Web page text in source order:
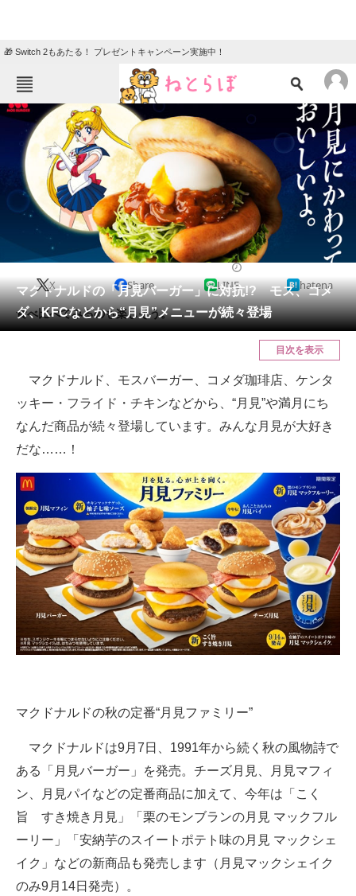
🎁 Switch 2もあたる！ プレゼントキャンペーン実施中！
ねとらぼメニュー
TOP ニュース
エンタメ クイズ
グルメ 地域
教育・育児
リサーチ
会員記事
メディア
スマホと通信の最新トレンド
好きが集まる 比べて選べる
ビジネスと働き方のヒント
AI活用のいまが分かる
企業ITのトレンドを詳説
経営リーダーのコミュニティ
IT製品の技術・比較・事例
製造業のIT導入・活用を支援
モノづくり技術者専門サイト
エレクトロニクス専門サイト
マクドナルドの「月見バーガー」に対抗!? モス、コメ
ダ、KFCなどから“月見”メニューが続々登場
X Share LINE hatena
食べ比べてみるのも楽しそう。
目次を表示
マクドナルド、モスバーガー、コメダ珈琲店、ケンタ
ッキー・フライド・チキンなどから、“月見”や満月にち
なんだ商品が続々登場しています。みんな月見が大好き
だな……！
マクドナルドの秋の定番“月見ファミリー”
マクドナルドは9月7日、1991年から続く秋の風物詩で
ある「月見バーガー」を発売。チーズ月見、月見マフィ
ン、月見パイなどの定番商品に加えて、今年は「こく
旨 すき焼き月見」「栗のモンブランの月見 マックフル
ーリー」「安納芋のスイートポテト味の月見 マックシェ
イク」などの新商品も発売します（月見マックシェイク
のみ9月14日発売）。